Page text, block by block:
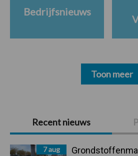
Primaire
Sidebar
Recent nieuws
7 aug
Bedrijfsnieuws
Toon meer